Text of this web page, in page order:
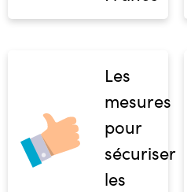
Les
mesures
pour
sécuriser
les